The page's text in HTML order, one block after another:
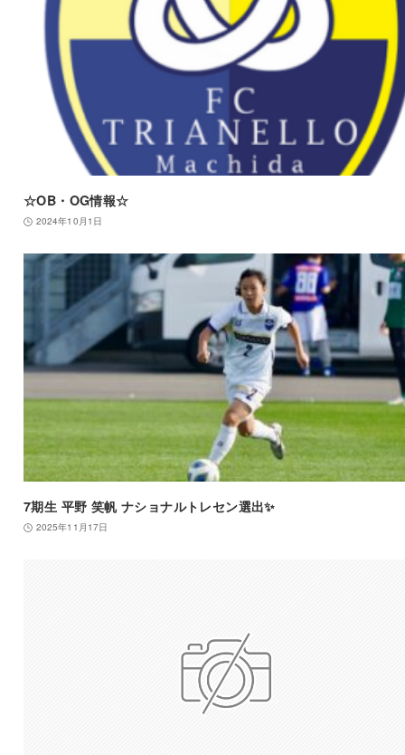
☆OB・OG情報☆
2024年10月1日
7期生 平野 笑帆 ナショナルトレセン選出✨
2025年11月17日